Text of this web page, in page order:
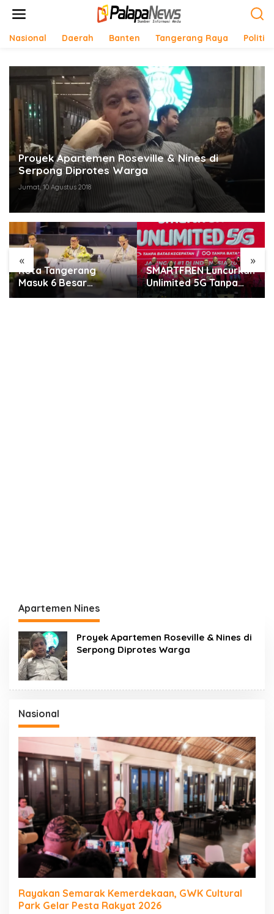
Nasional Daerah Banten Tangerang Raya Politik
Proyek Apartemen Roseville & Nines di
Serpong Diprotes Warga
Jumat, 10 Agustus 2018
« »
SMARTFREN Luncurkan
Unlimited 5G Tanpa
Rayakan Semarak
Kemerdekaan, GWK
Cultural Park Gelar
Apartemen Nines
Proyek Apartemen Roseville & Nines di
Serpong Diprotes Warga
Nasional
Rayakan Semarak Kemerdekaan, GWK Cultural
Park Gelar Pesta Rakyat 2026